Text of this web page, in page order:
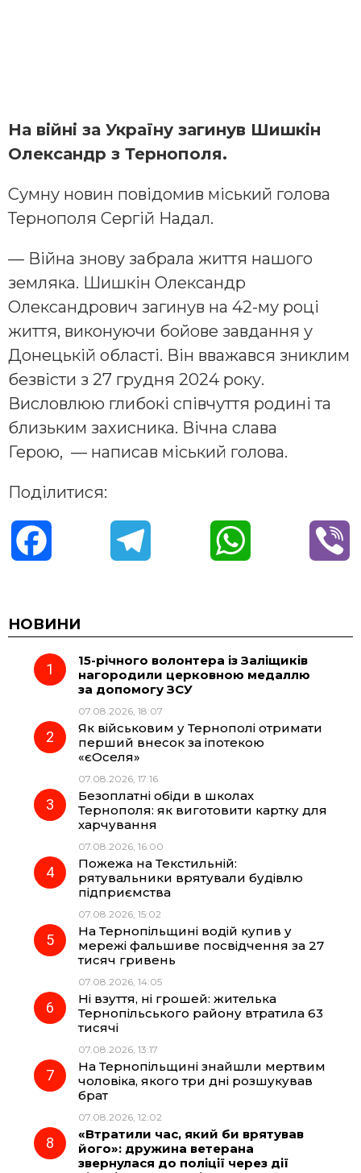
На війні за Україну загинув Шишкін
Олександр з Тернополя.
Сумну новин повідомив міський голова
Тернополя Сергій Надал.
— Війна знову забрала життя нашого
земляка. Шишкін Олександр
Олександрович загинув на 42-му році
життя, виконуючи бойове завдання у
Донецькій області. Він вважався зниклим
безвісти з 27 грудня 2024 року.
Висловлюю глибокі співчуття родині та
близьким захисника. Вічна слава
Герою, — написав міський голова.
Поділитися:
c
e
o
k
e
g
r
a
m
t
A
НОВИНИ
15-річного волонтера із Заліщиків
нагородили церковною медаллю
за допомогу ЗСУ
07.08.2026, 18:07
Як військовим у Тернополі отримати
перший внесок за іпотекою
«єОселя»
07.08.2026, 17:16
Безоплатні обіди в школах
Тернополя: як виготовити картку для
харчування
07.08.2026, 16:00
Пожежа на Текстильній:
рятувальники врятували будівлю
підприємства
07.08.2026, 15:02
На Тернопільщині водій купив у
мережі фальшиве посвідчення за 27
тисяч гривень
07.08.2026, 14:05
Ні взуття, ні грошей: жителька
Тернопільського району втратила 63
тисячі
07.08.2026, 13:17
На Тернопільщині знайшли мертвим
чоловіка, якого три дні розшукував
брат
07.08.2026, 12:02
«Втратили час, який би врятував
його»: дружина ветерана
звернулася до поліції через дії